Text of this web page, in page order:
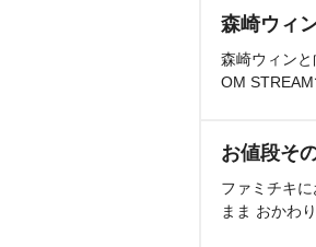
森崎ウィ
森崎ウィン
OM
お値段そ
ファミチキ
まま おかわ